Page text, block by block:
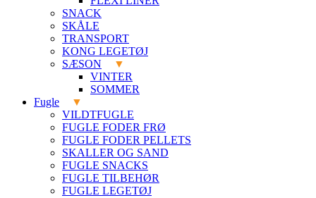
SNACK
SKÅLE
TRANSPORT
KONG LEGETØJ
SÆSON
VINTER
SOMMER
Fugle
VILDTFUGLE
FUGLE FODER FRØ
FUGLE FODER PELLETS
SKALLER OG SAND
FUGLE SNACKS
FUGLE TILBEHØR
FUGLE LEGETØJ